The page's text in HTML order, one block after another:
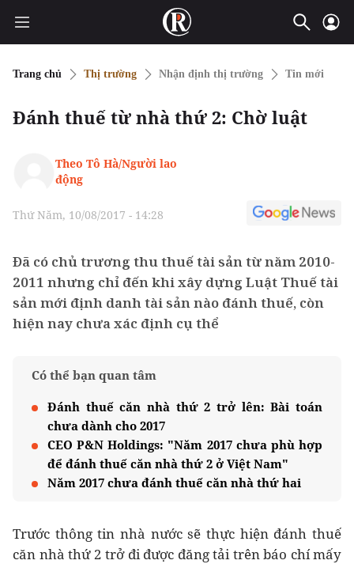
Trang chủ Thị trường Nhận định thị trường Tin mới
Đánh thuế từ nhà thứ 2: Chờ luật
Theo Tô Hà/Người lao
động
Thứ Năm, 10/08/2017 - 14:28
Đã có chủ trương thu thuế tài sản từ năm 2010-
2011 nhưng chỉ đến khi xây dựng Luật Thuế tài
sản mới định danh tài sản nào đánh thuế, còn
hiện nay chưa xác định cụ thể
Có thể bạn quan tâm
Đánh thuế căn nhà thứ 2 trở lên: Bài toán
chưa dành cho 2017
CEO P&N Holdings: "Năm 2017 chưa phù hợp
để đánh thuế căn nhà thứ 2 ở Việt Nam"
Năm 2017 chưa đánh thuế căn nhà thứ hai
Trước thông tin nhà nước sẽ thực hiện đánh thuế
căn nhà thứ 2 trở đi được đăng tải trên báo chí mấy